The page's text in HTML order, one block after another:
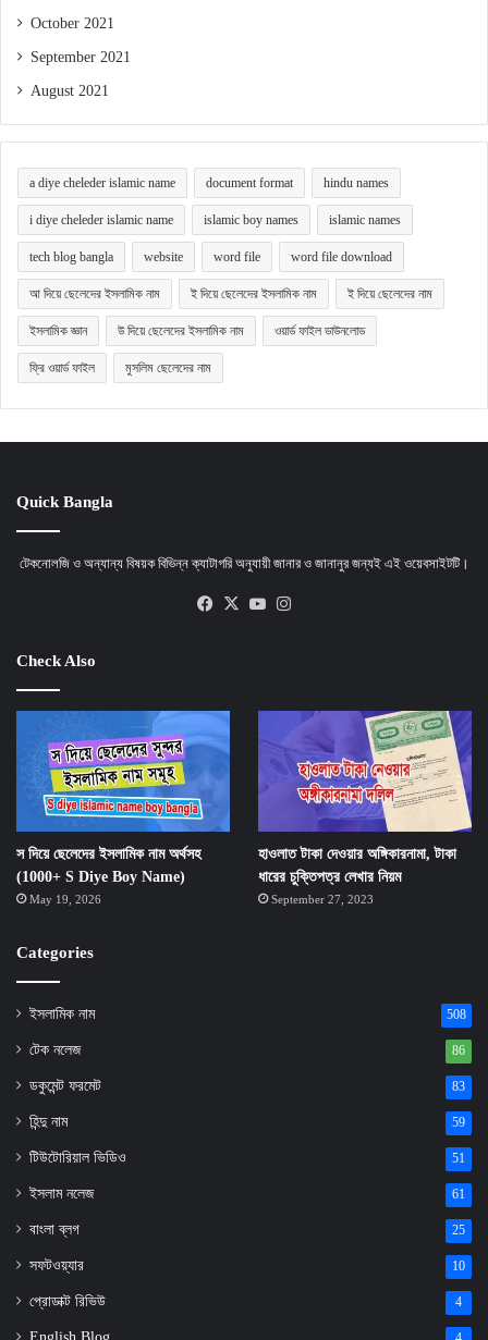
October 2021
September 2021
August 2021
a diye cheleder islamic name document format hindu names
i diye cheleder islamic name islamic boy names islamic names
tech blog bangla website word file word file download
আ দিয়ে ছেলেদের ইসলামিক নাম ই দিয়ে ছেলেদের ইসলামিক নাম ই দিয়ে ছেলেদের নাম
ইসলামিক জ্ঞান উ দিয়ে ছেলেদের ইসলামিক নাম ওয়ার্ড ফাইল ডাউনলোড
ফ্রি ওয়ার্ড ফাইল মুসলিম ছেলেদের নাম
Quick Bangla
টেকনোলজি ও অন্যান্য বিষয়ক বিভিন্ন ক্যাটাগরি অনুযায়ী জানার ও জানানুর জন্যই এই ওয়েবসাইটটি।
Facebook
X YouTube
Check Also
স দিয়ে ছেলেদের ইসলামিক নাম অর্থসহ
(1000+ S Diye Boy Name)
May 19, 2026
হাওলাত টাকা দেওয়ার অঙ্গিকারনামা, টাকা
ধারের চুক্তিপত্র লেখার নিয়ম
September 27, 2023
Categories
ইসলামিক নাম 508
টেক নলেজ 86
ডকুমেন্ট ফরমেট 83
হিন্দু নাম 59
টিউটোরিয়াল ভিডিও 51
ইসলাম নলেজ 61
বাংলা ব্লগ 25
সফটওয়্যার 10
প্রোডাক্ট রিভিউ 4